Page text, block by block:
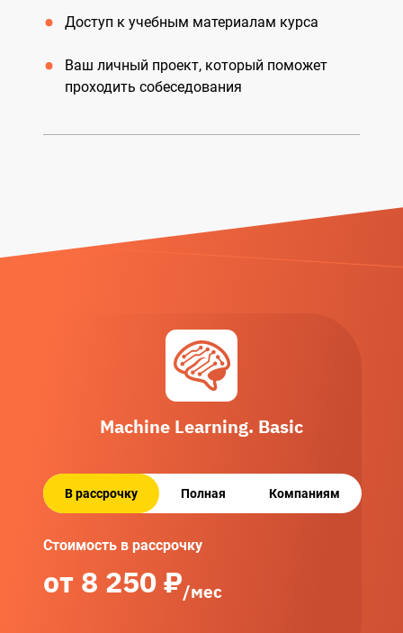
Доступ к учебным материалам курса
Ваш личный проект, который поможет
проходить собеседования
Machine Learning. Basic
В рассрочку Полная Компаниям
Стоимость в рассрочку
от 8 250₽/мес